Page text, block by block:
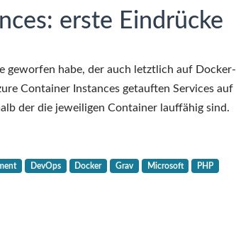
erste Eindrücke
geworfen habe, der auch letztlich auf Docker-
Container Instances getauften Services auf
der die jeweiligen Container lauffähig sind.
DevOps Docker Grav Microsoft PHP